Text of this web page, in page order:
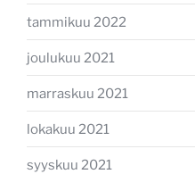
tammikuu 2022
joulukuu 2021
marraskuu 2021
lokakuu 2021
syyskuu 2021